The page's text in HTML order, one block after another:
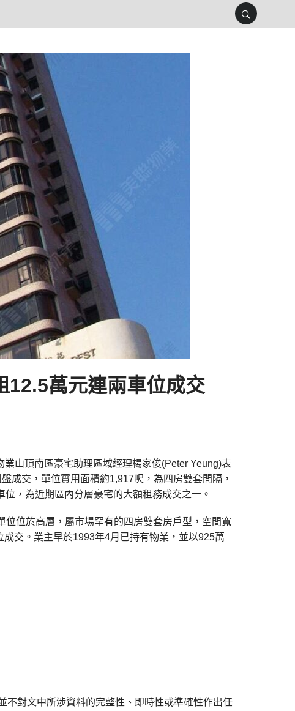
12.5萬元連兩車位成交
山頂南區豪宅助理區域經理楊家俊(Peter Yeung)表
成交，單位實用面積約1,917呎，為四房雙套間隔，
，為近期區內分層豪宅的大額租務成交之一。
位於高層，屬市場罕有的四房雙套房戶型，空間寬
交。業主早於1993年4月已持有物業，並以925萬
不對文中所涉資料的完整性、即時性或準確性作出任